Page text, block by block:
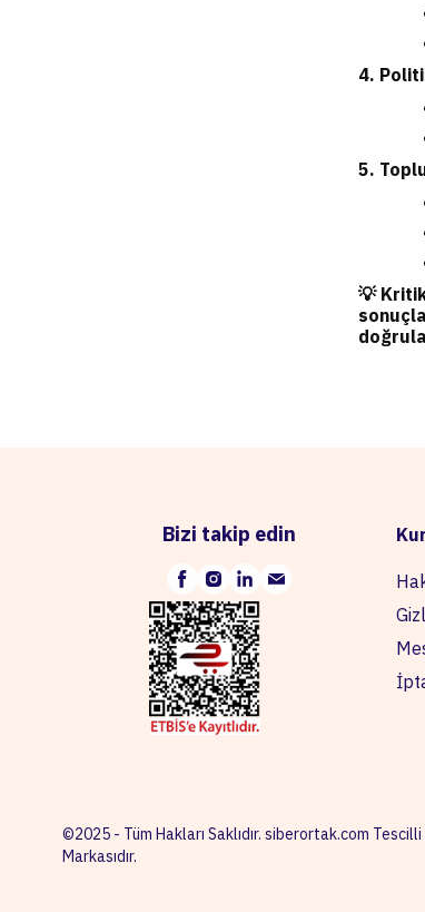
4.
5.
💡
Bizi takip edin
©2025 - Tüm Hakları Saklıdır. siberortak.com
Markasıdır.